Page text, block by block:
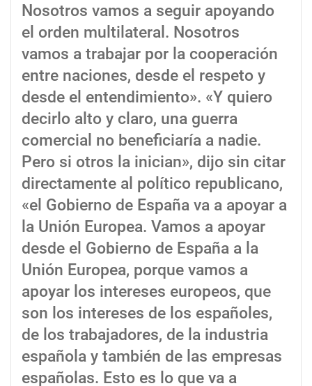
Nosotros vamos a seguir apoyando
el orden multilateral. Nosotros
vamos a trabajar por la cooperación
entre naciones, desde el respeto y
desde el entendimiento». «Y quiero
decirlo alto y claro, una guerra
comercial no beneficiaría a nadie.
Pero si otros la inician», dijo sin citar
directamente al político republicano,
«el Gobierno de España va a apoyar a
la Unión Europea. Vamos a apoyar
desde el Gobierno de España a la
Unión Europea, porque vamos a
apoyar los intereses europeos, que
son los intereses de los españoles,
de los trabajadores, de la industria
española y también de las empresas
españolas. Esto es lo que va a